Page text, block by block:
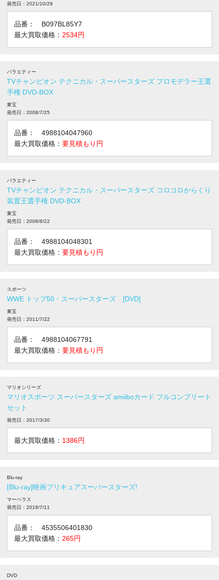
発売日：2021/10/29
品番： B097BL85Y7
最大買取価格： 2534円
バラエティー
TVチャンピオン テクニカル・スーパースターズ プロモデラー王選
手権 DVD-BOX
東宝
発売日：2008/7/25
品番： 4988104047960
最大買取価格： 要見積もり円
バラエティー
TVチャンピオン テクニカル・スーパースターズ コロコロからくり
装置王選手権 DVD-BOX
東宝
発売日：2008/8/22
品番： 4988104048301
最大買取価格： 要見積もり円
スポーツ
WWE トップ50・スーパースターズ [DVD]
東宝
発売日：2011/7/22
品番： 4988104067791
最大買取価格： 要見積もり円
マリオシリーズ
マリオスポーツ スーパースターズ amiiboカード フルコンプリート
セット
発売日：2017/3/30
最大買取価格： 1386円
Blu-ray
[Blu-ray]映画プリキュアスーパースターズ!
マーベラス
発売日：2018/7/11
品番： 4535506401830
最大買取価格： 265円
DVD